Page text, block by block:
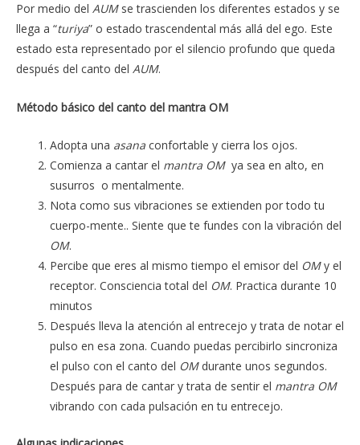
Por medio del AUMse trascienden los diferentes estados y se
llega a “turiya” o estado trascendental más allá del ego. Este
estado esta representado por el silencio profundo que queda
después del canto del AUM.
Método básico del canto del mantra OM
Adopta una asana confortable y cierra los ojos.
Comienza a cantar el mantra OMya sea en alto, en
susurros o mentalmente.
Nota como sus vibraciones se extienden por todo tu
cuerpo-mente.. Siente que te fundes con la vibración del
OM.
Percibe que eres al mismo tiempo el emisor del OMy el
receptor. Consciencia total del OM. Practica durante 10
minutos
Después lleva la atención al entrecejo y trata de notar el
pulso en esa zona. Cuando puedas percibirlo sincroniza
el pulso con el canto del OMdurante unos segundos.
Después para de cantar y trata de sentir el mantra OM
vibrando con cada pulsación en tu entrecejo.